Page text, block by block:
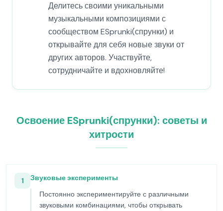
Делитесь своими уникальными
музыкальными композициями с
сообществом ESprunki(спрунки) и
открывайте для себя новые звуки от
других авторов. Участвуйте,
сотрудничайте и вдохновляйте!
Освоение ESprunki(спрунки): советы и
хитрости
1
Звуковые эксперименты
Постоянно экспериментируйте с различными
звуковыми комбинациями, чтобы открывать